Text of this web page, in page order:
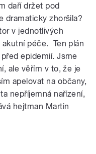
daří držet pod
dramaticky zhoršila?
v jednotlivých
péče. Ten plán
epidemií. Jsme
ale věřím v to, že je
apelovat na občany,
nepříjemná nařízení,
hejtman Martin